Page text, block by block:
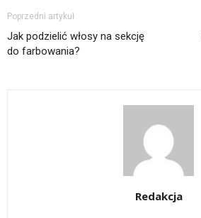
Poprzedni artykuł
Jak podzielić włosy na sekcję
do farbowania?
Redakcja